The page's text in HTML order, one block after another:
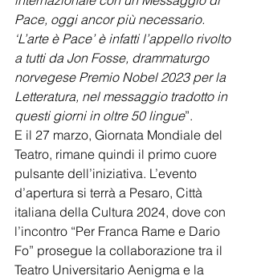
Pace, oggi ancor più necessario.
‘L’arte è Pace’ è infatti l’appello rivolto
a tutti da Jon Fosse, drammaturgo
norvegese Premio Nobel 2023 per la
Letteratura, nel messaggio tradotto in
questi giorni in oltre 50 lingue”.
E il 27 marzo, Giornata Mondiale del
Teatro, rimane quindi il primo cuore
pulsante dell’iniziativa. L’evento
d’apertura si terrà a Pesaro, Città
italiana della Cultura 2024, dove con
l’incontro “Per Franca Rame e Dario
Fo” prosegue la collaborazione tra il
Teatro Universitario Aenigma e la